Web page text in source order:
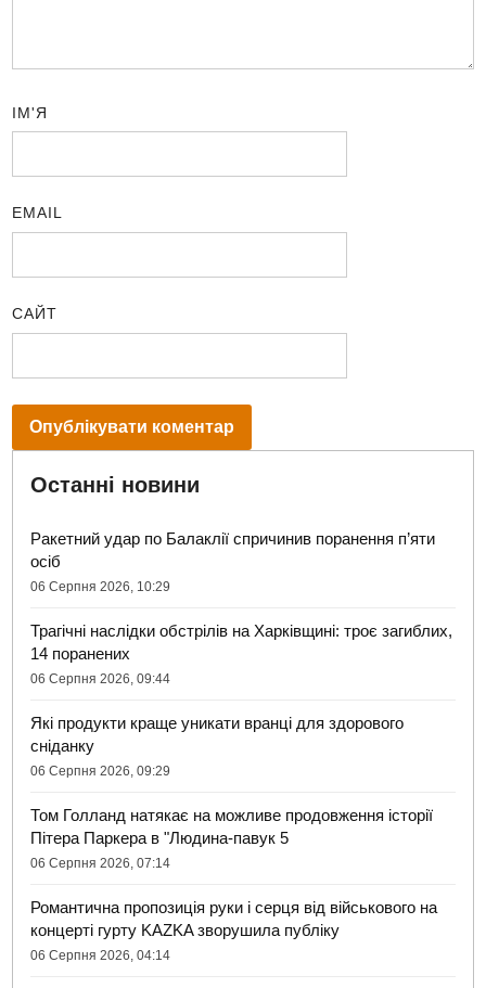
ІМ'Я
EMAIL
САЙТ
Останні новини
Ракетний удар по Балаклії спричинив поранення п’яти
осіб
06 Серпня 2026, 10:29
Трагічні наслідки обстрілів на Харківщині: троє загиблих,
14 поранених
06 Серпня 2026, 09:44
Які продукти краще уникати вранці для здорового
сніданку
06 Серпня 2026, 09:29
Том Голланд натякає на можливе продовження історії
Пітера Паркера в "Людина-павук 5
06 Серпня 2026, 07:14
Романтична пропозиція руки і серця від військового на
концерті гурту KAZKA зворушила публіку
06 Серпня 2026, 04:14